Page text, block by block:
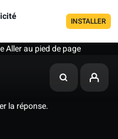
INSTALLER
Aller au pied de page
la réponse.